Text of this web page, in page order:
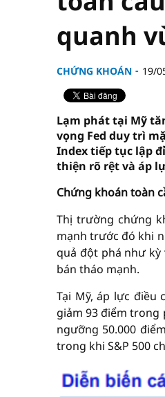
quanh
CHỨNG KHOÁN 19/
Lạm phát tại Mỹ
vọng Fed duy trì
Index tiếp tục lập
thiện rõ rệt và áp
Chứng khoán toàn
Thị trường chứng
mạnh trước đó khi
quả đột phá như
bán tháo mạnh.
Tại Mỹ, áp lực điều
giảm 93 điểm trong
ngưỡng 50.000
trong khi S&P 500